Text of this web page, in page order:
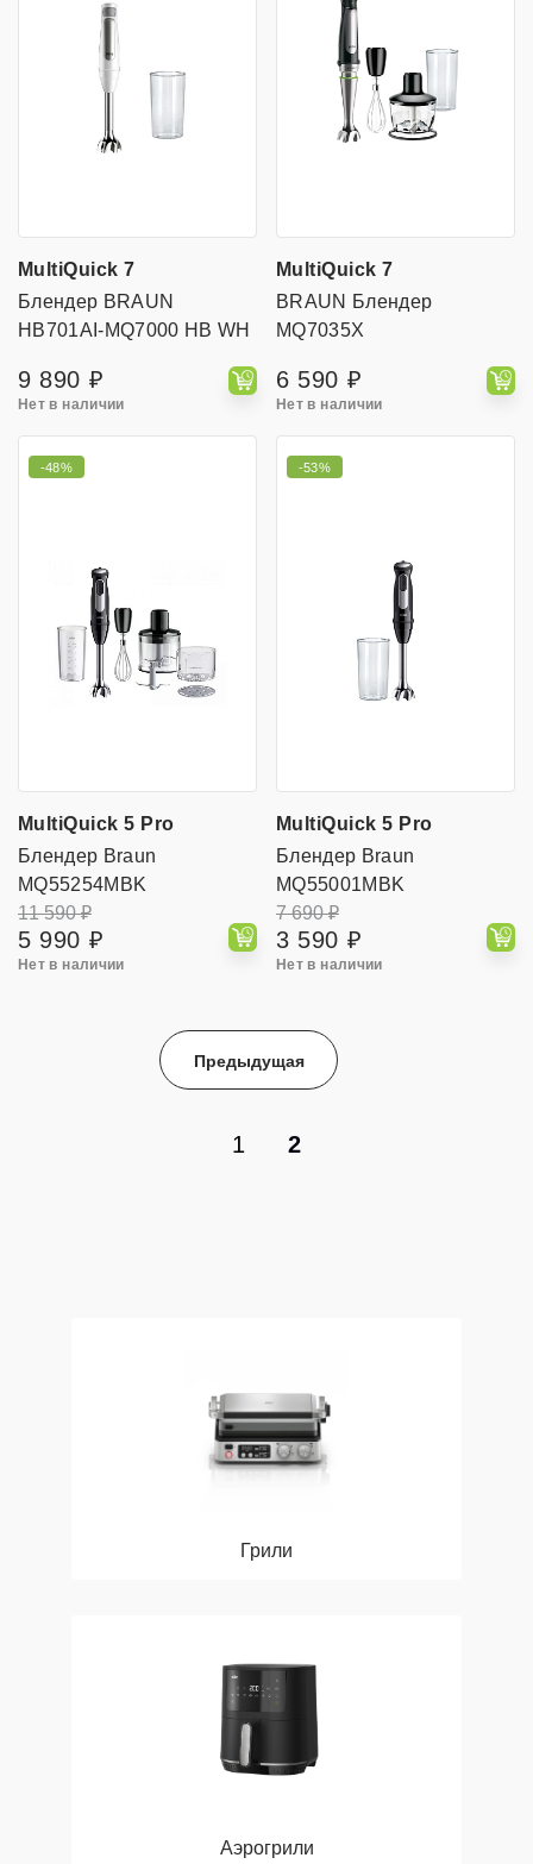
MultiQuick 7
Блендер BRAUN
HB701AI-MQ7000 HB WH
9 890 ₽
Нет в наличии
MultiQuick 7
BRAUN Блендер
MQ7035X
6 590 ₽
Нет в наличии
-48%
MultiQuick 5 Pro
Блендер Braun
MQ55254MBK
11 590 ₽
5 990 ₽
Нет в наличии
-53%
MultiQuick 5 Pro
Блендер Braun
MQ55001MBK
7 690 ₽
3 590 ₽
Нет в наличии
Предыдущая
1 2
Грили
Аэрогрили